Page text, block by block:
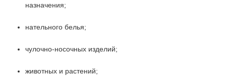
назначения;
нательного белья;
чулочно-носочных изделий;
животных и растений;